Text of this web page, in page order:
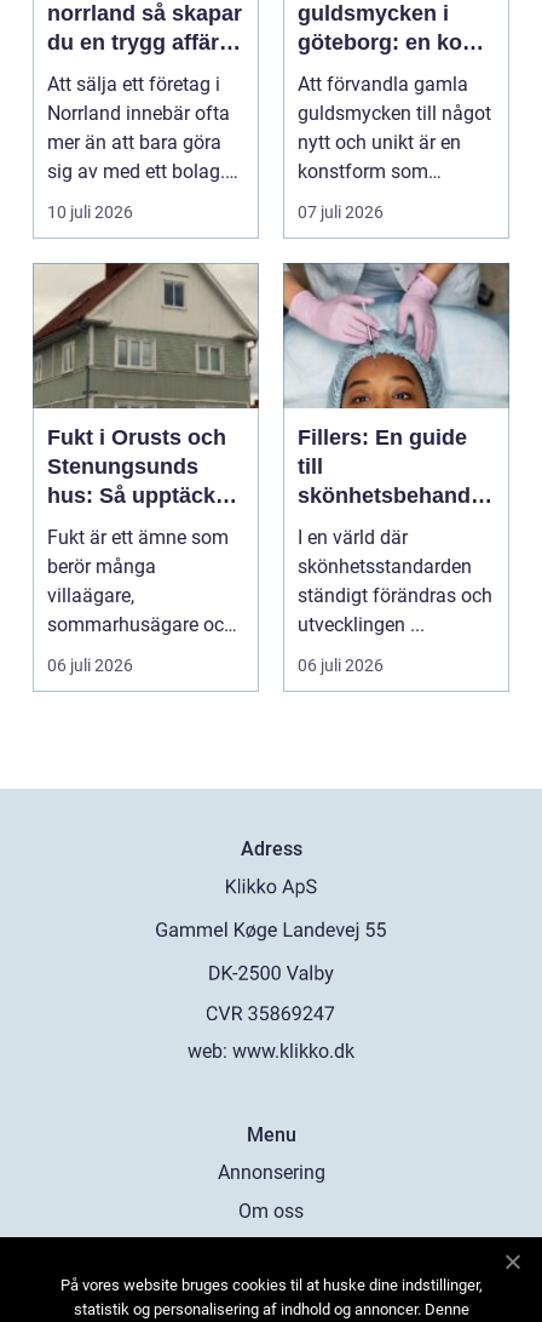
norrland så skapar
du en trygg affär
från start till mål
Att sälja ett företag i
Norrland innebär ofta
mer än att bara göra
sig av med ett bolag.
För många ä...
10 juli 2026
guldsmycken i
göteborg: en konst
att förnya det
gamla
Att förvandla gamla
guldsmycken till något
nytt och unikt är en
konstform som
kombinerar
traditionel...
07 juli 2026
Fukt i Orusts och
Stenungsunds
hus: Så upptäcker
och åtgärdar du
problemet
Fukt är ett ämne som
berör många
villaägare,
sommarhusägare och
bosta...
06 juli 2026
Fillers: En guide
till
skönhetsbehandli
ngar i Stockholm
I en värld där
skönhetsstandarden
ständigt förändras och
utvecklingen ...
06 juli 2026
Adress
web: www.klikko.dk
Menu
Annonsering
Om oss
Kontakta oss
På vores website bruges cookies til at huske dine indstillinger,
statistik og personalisering af indhold og annoncer. Denne